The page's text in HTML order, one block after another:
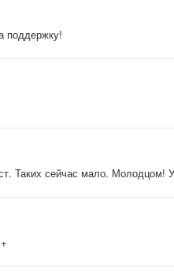
поддержку!
Таких сейчас мало. Молодцом!